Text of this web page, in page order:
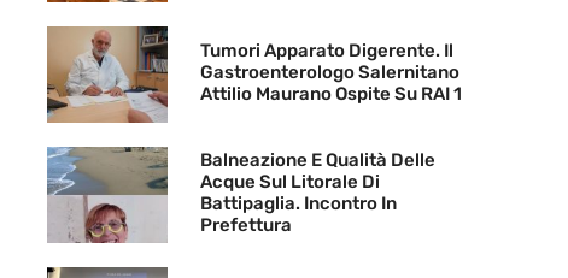
Tumori Apparato Digerente. Il
Gastroenterologo Salernitano
Attilio Maurano Ospite Su RAI 1
Balneazione E Qualità Delle
Acque Sul Litorale Di
Battipaglia. Incontro In
Prefettura